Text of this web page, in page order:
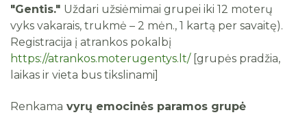
"Gentis." Uždari užsiėmimai grupei iki 12 moterų
vyks vakarais, trukmė – 2 mėn., 1 kartą per savaitę).
Registracija į atrankos pokalbį
https://atrankos.moterugentys.lt/[grupės pradžia,
laikas ir vieta bus tikslinami]
Renkama vyrų emocinės paramos grupė